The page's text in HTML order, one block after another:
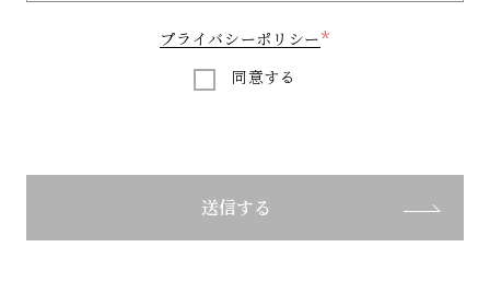
プライバシーポリシー
同意する
送信する